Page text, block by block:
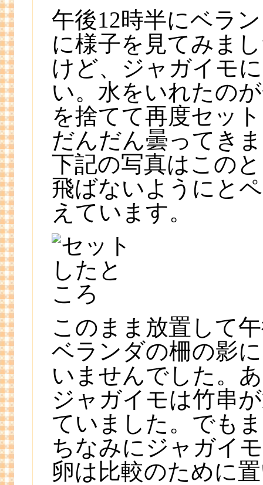
午後12時半にベラ
に様子を見てみま
けど、ジャガイモ
い。水をいれたの
を捨てて再度セッ
だんだん曇ってき
下記の写真はこの
飛ばないようにと
えています。
このまま放置して
ベランダの柵の影
いませんでした。
ジャガイモは竹串
ていました。でも
ちなみにジャガイ
卵は比較のために